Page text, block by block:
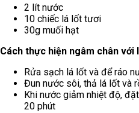
2 lít nước
10 chiếc lá lốt tươi
30g muối hạt
Cách thực hiện ngâm chân với
Rửa sạch lá lốt và để ráo
Đun nước sôi, thả lá lốt và
Khi nước giảm nhiệt độ,
20 phút